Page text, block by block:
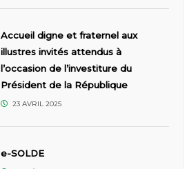
Accueil digne et fraternel aux
illustres invités attendus à
l’occasion de l’investiture du
Président de la République
23 AVRIL 2025
e-SOLDE